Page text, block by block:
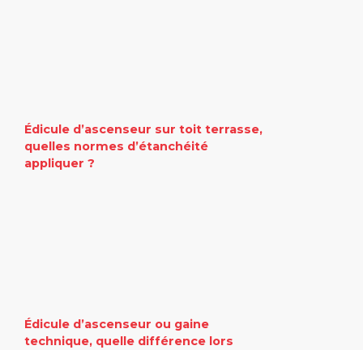
Édicule d’ascenseur sur toit terrasse,
quelles normes d’étanchéité
appliquer ?
Édicule d’ascenseur ou gaine
technique, quelle différence lors